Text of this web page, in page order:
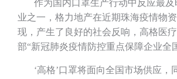
作为国内口罩生产行动中反应最
业之一，格力地产在近期珠海疫情物
现，产生了良好的社会反响，高格医
部“新冠肺炎疫情防控重点保障企业全
‘高格’口罩将面向全国市场供应，